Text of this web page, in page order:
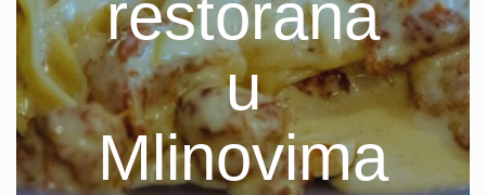
restorana
u
Mlinovima